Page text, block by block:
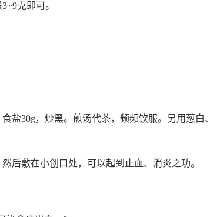
克即可。
盐30g，炒黑。煎汤代茶，频频饮服。另用葱白、
后敷在小创口处，可以起到止血、消炎之功。